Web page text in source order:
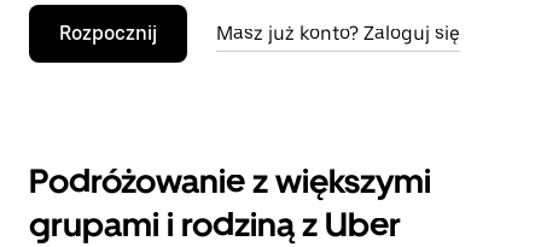
Rozpocznij Masz już konto? Zaloguj się
Podróżowanie z większymi
grupami i rodziną z Uber